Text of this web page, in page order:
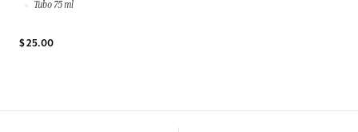
Tubo 75 ml
$ 25.00